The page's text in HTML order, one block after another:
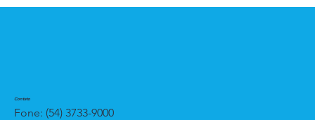
Contato
Fone: (54) 3733-9000